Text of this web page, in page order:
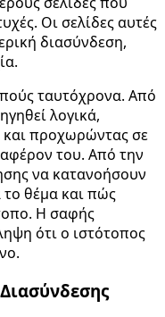
Οι σελίδες αυτές
διασύνδεση,
ταυτόχρονα. Από
λογικά,
και προχωρώντας σε
του. Από την
να κατανοήσουν
το θέμα και πώς
Η σαφής
ότι ο ιστότοπος